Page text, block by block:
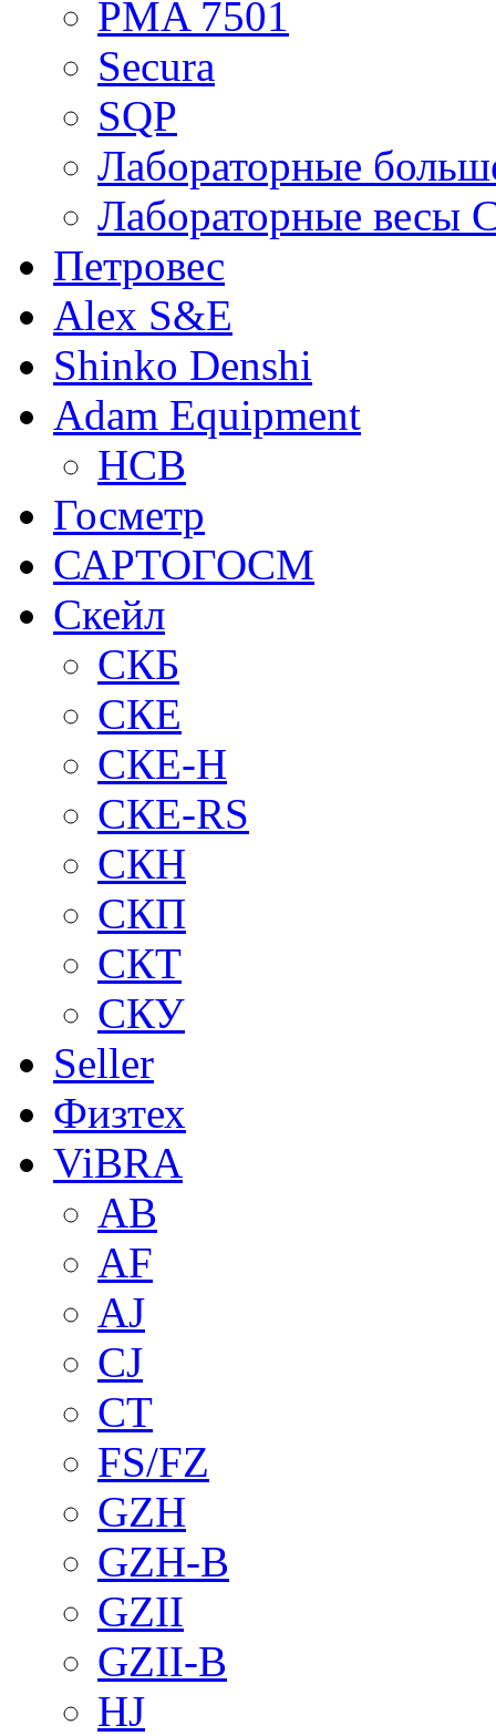
PMA 7501
Secura
SQP
Лабораторные
Лабораторные весы
Петровес
Alex S&E
Shinko Denshi
Adam Equipment
HCB
Госметр
САРТОГОСМ
Скейл
СКБ
СКЕ
СКЕ-H
СКЕ-RS
СКН
СКП
СКТ
СКУ
Seller
Физтех
ViBRA
AB
AF
AJ
CJ
CT
FS/FZ
GZH
GZH-B
GZII
GZII-B
HJ